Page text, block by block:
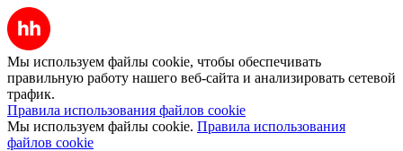
Мы используем файлы cookie, чтобы обеспечивать
правильную работу нашего веб-сайта и анализировать сетевой
трафик.
Правила использования файлов cookie
Мы используем файлы cookie. Правила использования
файлов cookie